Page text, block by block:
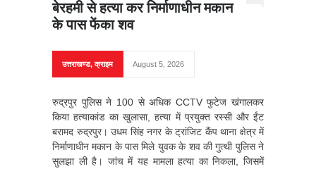
बेरहमी से हत्या कर निर्माणाधीन मकान
के पास फेंका शव
उत्तराखण्ड,क्राइम August 5, 2026
रुद्रपुर पुलिस ने 100 से अधिक CCTV फुटेज खंगालकर
किया हत्याकांड का खुलासा, हत्या में प्रयुक्त रस्सी और ईंट
बरामद रुद्रपुर। उधम सिंह नगर के ट्रांजिट कैंप थाना क्षेत्र में
निर्माणाधीन मकान के पास मिले युवक के शव की गुत्थी पुलिस ने
सुलझा ली है। जांच में यह मामला हत्या का निकला, जिसमें